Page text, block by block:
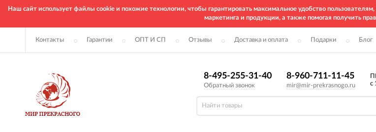
Наш сайт использует файлы cookie и похожие технологии, чтобы гарантировать максимальное удобство
маркетинга и продукции, а также помогая получить
Контакты Гарантии ОПТ И СП Отзывы Доставка и оплата Подарки Блог
8-495-255-31-40
Обратный звонок
8-960-711-11-45
mir@mir-prekrasnogo.ru
с